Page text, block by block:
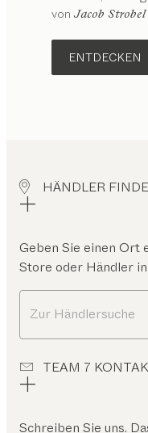
Konfigurierbar
von Jacob Strobel
ENTDECKEN
HÄNDLER
Geben Sie einen Ort
Store oder Händler
Zur Händlersuche
TEAM 7
Schreiben Sie uns.